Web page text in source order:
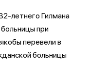
летнего Гилмана
при
перевели в
больницы